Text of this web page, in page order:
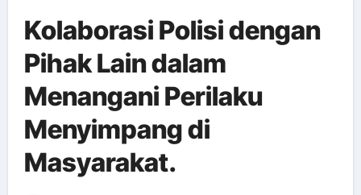
Kolaborasi Polisi dengan
Pihak Lain dalam
Menangani Perilaku
Menyimpang di
Masyarakat.